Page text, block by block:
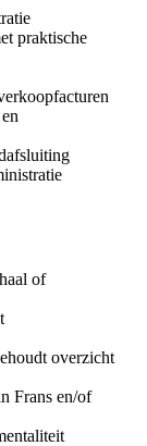
praktische
of
overzicht
Frans en/of